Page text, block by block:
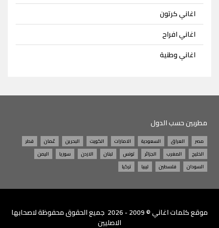
اغاني كرتون
اغاني افراح
اغاني وطنية
مطربين حسب الدول
مصر العراق السعودية الامارات الكويت البحرين عُمان
قطر
الخليج
المغرب الجزائر تونس لبنان الاردن سوريا
اليمن
السودان
فلسطين ليبيا تركيا
موقعكلمات اغاني
© 2009 - 2026 جميع الحقوق محفوظة لاصحابها
الاصليين